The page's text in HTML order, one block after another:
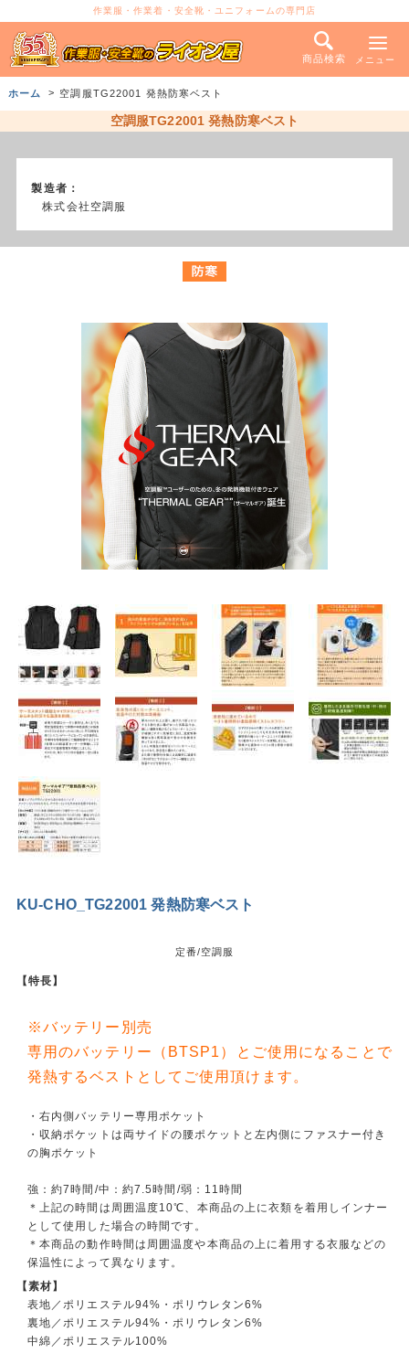
作業服・作業着・安全靴・ユニフォームの専門店
商品検索 メニュー
ホーム 空調服TG22001 発熱防寒ベスト
空調服TG22001 発熱防寒ベスト
製造者：
株式会社空調服
KU-CHO_TG22001 発熱防寒ベスト
定番/空調服
【特長】
※バッテリー別売
専用のバッテリー（BTSP1）とご使用になることで
発熱するベストとしてご使用頂けます。
・右内側バッテリー専用ポケット
・収納ポケットは両サイドの腰ポケットと左内側にファスナー付き
の胸ポケット
強：約7時間/中：約7.5時間/弱：11時間
＊上記の時間は周囲温度10℃、本商品の上に衣類を着用しインナー
として使用した場合の時間です。
＊本商品の動作時間は周囲温度や本商品の上に着用する衣服などの
保温性によって異なります。
【素材】
表地／ポリエステル94%・ポリウレタン6%
裏地／ポリエステル94%・ポリウレタン6%
中綿／ポリエステル100%